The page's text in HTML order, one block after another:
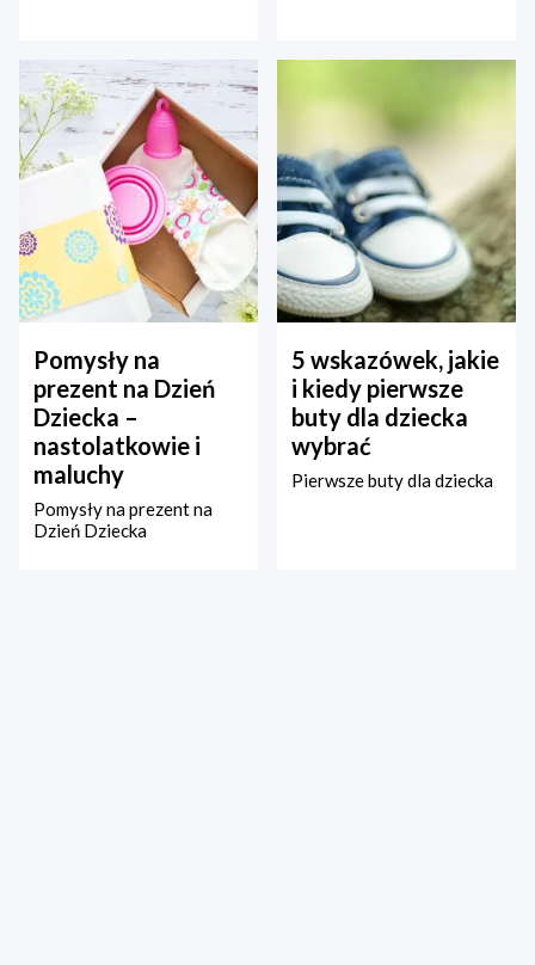
Pomysły na
prezent na Dzień
Dziecka –
nastolatkowie i
maluchy
Pomysły na prezent na
Dzień Dziecka
5 wskazówek, jakie
i kiedy pierwsze
buty dla dziecka
wybrać
Pierwsze buty dla dziecka